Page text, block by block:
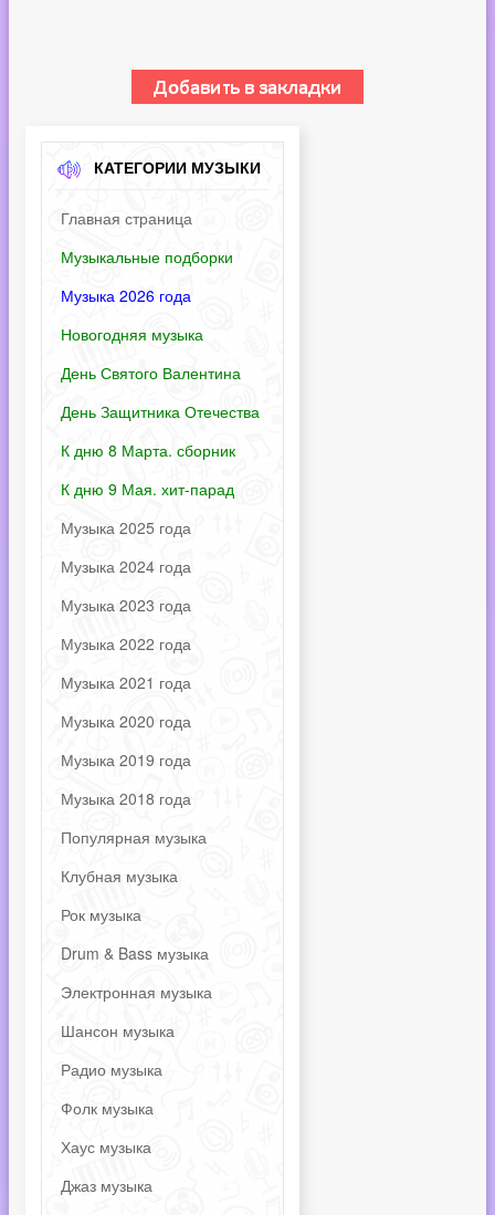
КАТЕГОРИИ МУЗЫКИ
Главная страница
Музыкальные подборки
Музыка 2026 года
Новогодняя музыка
День Святого Валентина
День Защитника Отечества
К дню 8 Марта. сборник
К дню 9 Мая. хит-парад
Музыка 2025 года
Музыка 2024 года
Музыка 2023 года
Музыка 2022 года
Музыка 2021 года
Музыка 2020 года
Музыка 2019 года
Музыка 2018 года
Популярная музыка
Клубная музыка
Рок музыка
Drum & Bass музыка
Электронная музыка
Шансон музыка
Радио музыка
Фолк музыка
Хаус музыка
Джаз музыка